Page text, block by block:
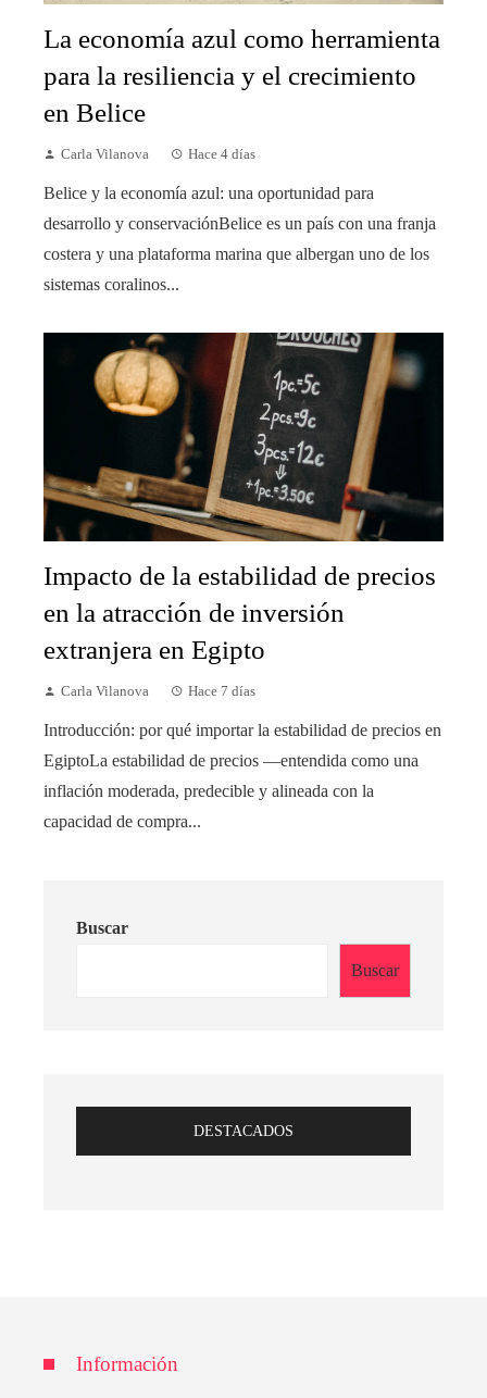
La economía azul como herramienta
para la resiliencia y el crecimiento
en Belice
Carla Vilanova Hace 4 días
Belice y la economía azul: una oportunidad para
desarrollo y conservaciónBelice es un país con una franja
costera y una plataforma marina que albergan uno de los
sistemas coralinos...
Impacto de la estabilidad de precios
en la atracción de inversión
extranjera en Egipto
Carla Vilanova Hace 7 días
Introducción: por qué importar la estabilidad de precios en
EgiptoLa estabilidad de precios —entendida como una
inflación moderada, predecible y alineada con la
capacidad de compra...
Buscar
Buscar
DESTACADOS
Información